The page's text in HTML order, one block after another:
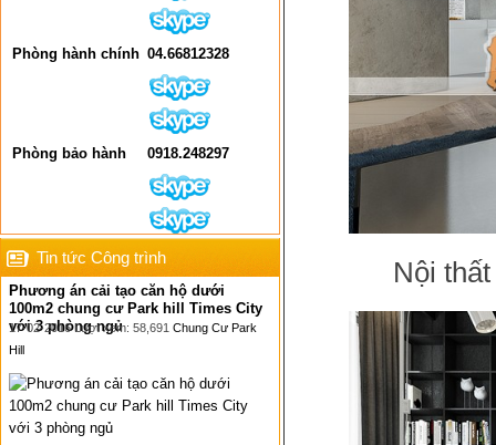
Phòng hành chính 04.66812328
Phòng bảo hành 0918.248297
Tin tức Công trình
Phương án cải tạo căn hộ dưới
100m2 chung cư Park hill Times City
với 3 phòng ngủ
17-02-2016 Lượt xem: 58,691 Chung Cư Park
Hill
Nội